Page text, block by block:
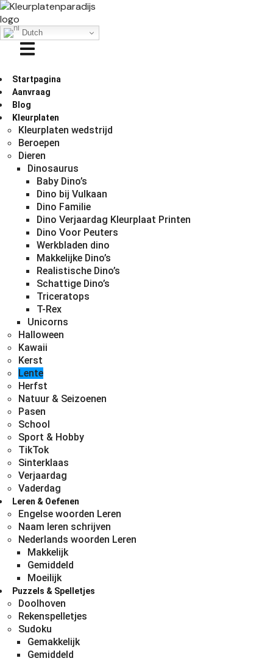
Dutch
Startpagina
Aanvraag
Blog
Kleurplaten
Kleurplaten wedstrijd
Beroepen
Dieren
Dinosaurus
Baby Dino’s
Dino bij Vulkaan
Dino Familie
Dino Verjaardag Kleurplaat Printen
Dino Voor Peuters
Werkbladen dino
Makkelijke Dino’s
Realistische Dino’s
Schattige Dino’s
Triceratops
T-Rex
Unicorns
Halloween
Kawaii
Kerst
Lente
Herfst
Natuur & Seizoenen
Pasen
School
Sport & Hobby
TikTok
Sinterklaas
Verjaardag
Vaderdag
Leren & Oefenen
Engelse woorden Leren
Naam leren schrijven
Nederlands woorden Leren
Makkelijk
Gemiddeld
Moeilijk
Puzzels & Spelletjes
Doolhoven
Rekenspelletjes
Sudoku
Gemakkelijk
Gemiddeld